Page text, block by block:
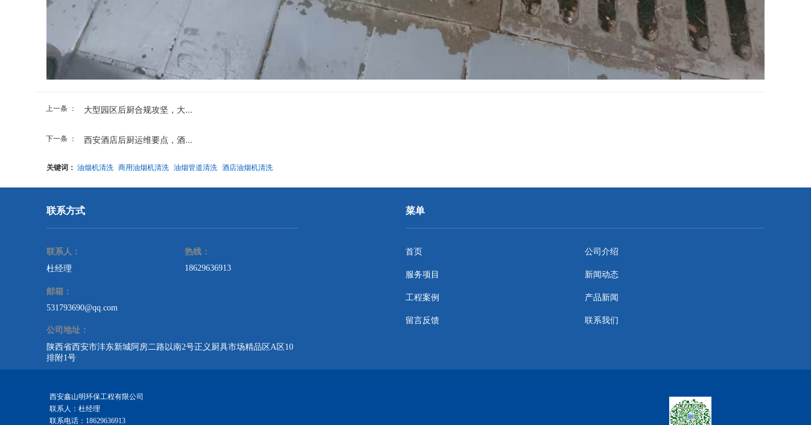
上一条 ： 大型园区后厨合规攻坚，大...
下一条 ： 西安酒店后厨运维要点，酒...
关键词： 油烟机清洗 商用油烟机清洗 油烟管道清洗 酒店油烟机清洗
联系方式
联系人：
杜经理
热线：
18629636913
邮箱：
531793690@qq.com
公司地址：
陕西省西安市沣东新城阿房二路以南2号正义厨具市场精品区A区10
排附1号
菜单
首页 公司介绍
服务项目 新闻动态
工程案例 产品新闻
留言反馈 联系我们
西安鑫山明环保工程有限公司
联系人：杜经理
联系电话：18629636913